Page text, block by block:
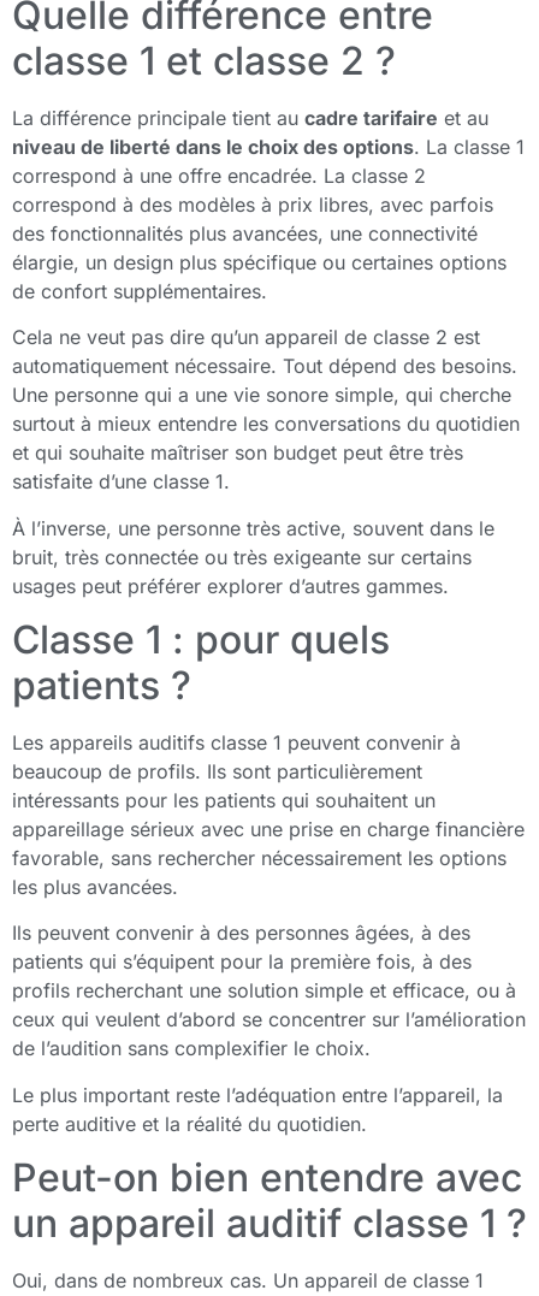
Quelle différence entre
classe 1 et classe 2 ?
La différence principale tient au cadre tarifaire et au
niveau de liberté dans le choix des options. La classe 1
correspond à une offre encadrée. La classe 2
correspond à des modèles à prix libres, avec parfois
des fonctionnalités plus avancées, une connectivité
élargie, un design plus spécifique ou certaines options
de confort supplémentaires.
Cela ne veut pas dire qu’un appareil de classe 2 est
automatiquement nécessaire. Tout dépend des besoins.
Une personne qui a une vie sonore simple, qui cherche
surtout à mieux entendre les conversations du quotidien
et qui souhaite maîtriser son budget peut être très
satisfaite d’une classe 1.
À l’inverse, une personne très active, souvent dans le
bruit, très connectée ou très exigeante sur certains
usages peut préférer explorer d’autres gammes.
Classe 1 : pour quels
patients ?
Les appareils auditifs classe 1 peuvent convenir à
beaucoup de profils. Ils sont particulièrement
intéressants pour les patients qui souhaitent un
appareillage sérieux avec une prise en charge financière
favorable, sans rechercher nécessairement les options
les plus avancées.
Ils peuvent convenir à des personnes âgées, à des
patients qui s’équipent pour la première fois, à des
profils recherchant une solution simple et efficace, ou à
ceux qui veulent d’abord se concentrer sur l’amélioration
de l’audition sans complexifier le choix.
Le plus important reste l’adéquation entre l’appareil, la
perte auditive et la réalité du quotidien.
Peut-on bien entendre avec
un appareil auditif classe 1 ?
Oui, dans de nombreux cas. Un appareil de classe 1